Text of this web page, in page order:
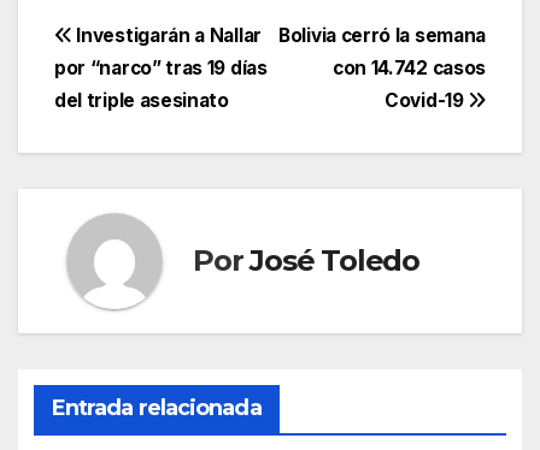
Navegación
de
entradas
Bolivia cerró la semana
con 14.742 casos
Covid-19
Investigarán a Nallar
por “narco” tras 19 días
del triple asesinato
PorJosé Toledo
Entrada relacionada